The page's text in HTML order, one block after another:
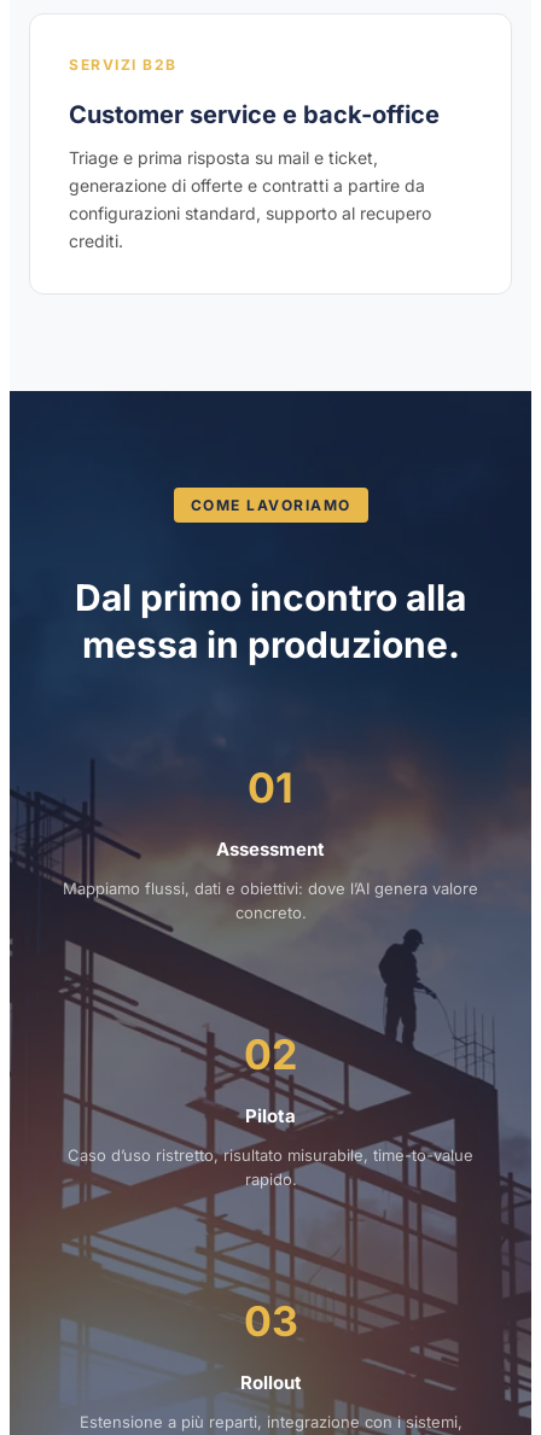
SERVIZI B2B
Customer service e back-office
Triage e prima risposta su mail e ticket,
generazione di offerte e contratti a partire da
configurazioni standard, supporto al recupero
crediti.
COME LAVORIAMO
Dal primo incontro alla
messa in produzione.
01
Assessment
Mappiamo flussi, dati e obiettivi: dove l’AI genera valore
concreto.
02
Pilota
Caso d’uso ristretto, risultato misurabile, time-to-value
rapido.
03
Rollout
Estensione a più reparti, integrazione con i sistemi,